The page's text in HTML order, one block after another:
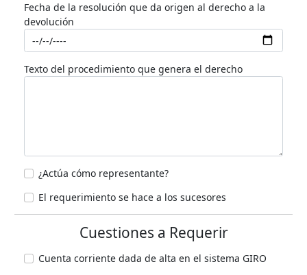
Fecha de la resolución que da origen al derecho a la
devolución
Texto del procedimiento que genera el derecho
¿Actúa cómo representante?
El requerimiento se hace a los sucesores
Cuestiones a Requerir
Cuenta corriente dada de alta en el sistema GIRO